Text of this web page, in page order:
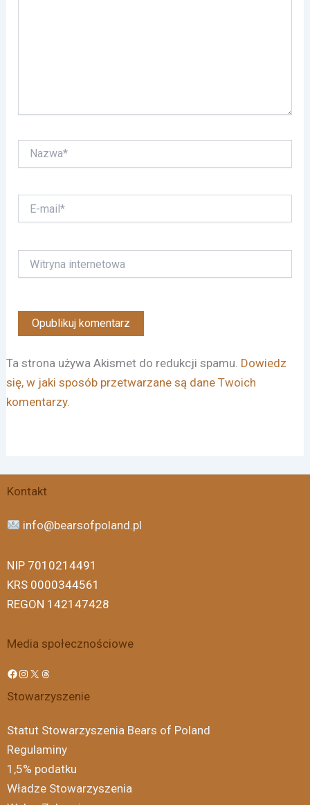
mail*
internetowa
Ta strona używa Akismet do redukcji spamu. Dowiedz
się, w jaki sposób przetwarzane są dane Twoich
komentarzy.
Kontakt
info@bearsofpoland.pl
NIP 7010214491
KRS 0000344561
REGON 142147428
Media społecznościowe
Stowarzyszenie
Statut Stowarzyszenia Bears of Poland
Regulaminy
1,5% podatku
Władze Stowarzyszenia